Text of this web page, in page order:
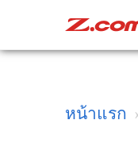
หน้าแรก